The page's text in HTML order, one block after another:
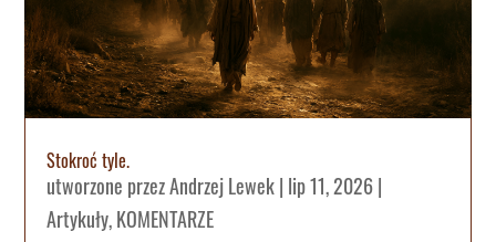
Stokroć tyle.
utworzone przezAndrzej Lewek| lip 11, 2026|
Artykuły,KOMENTARZE